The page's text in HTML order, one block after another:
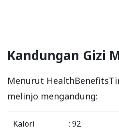
Kandungan Gizi
Menurut
melinjo mengandung:
Kalori : 92